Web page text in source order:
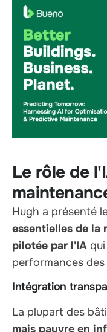
Le rôle de
Hugh a présenté
essentielles de la
pilotée par l'IA
performances
Intégration
La plupart des
mais pauvre en